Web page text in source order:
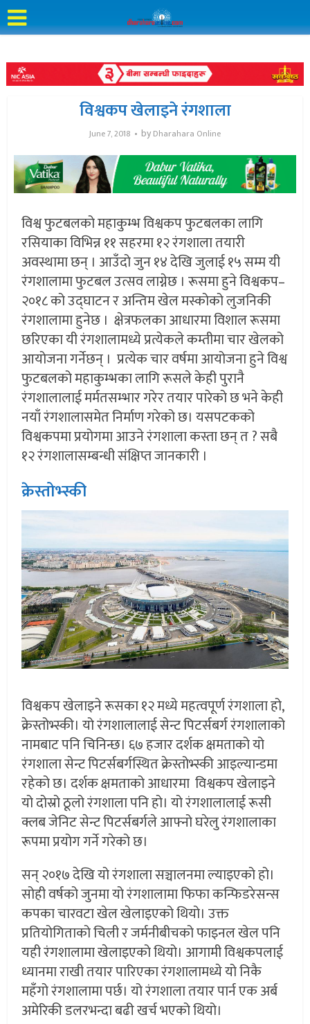
विश्वकप खेलाइने रंगशाला
June 7, 2018 by Dharahara Online
विश्व फुटबलको महाकुम्भ विश्वकप फुटबलका लागि
रसियाका विभिन्न ११ सहरमा १२ रंगशाला तयारी
अवस्थामा छन् । आउँदो जुन १४ देखि जुलाई १५ सम्म यी
रंगशालामा फुटबल उत्सव लाग्नेछ । रूसमा हुने विश्वकप–
२०१८ को उद्घाटन र अन्तिम खेल मस्कोको लुजनिकी
रंगशालामा हुनेछ । क्षेत्रफलका आधारमा विशाल रूसमा
छरिएका यी रंगशालामध्ये प्रत्येकले कम्तीमा चार खेलको
आयोजना गर्नेछन् । प्रत्येक चार वर्षमा आयोजना हुने विश्व
फुटबलको महाकुम्भका लागि रूसले केही पुरानै
रंगशालालाई मर्मतसम्भार गरेर तयार पारेको छ भने केही
नयाँ रंगशालासमेत निर्माण गरेको छ। यसपटकको
विश्वकपमा प्रयोगमा आउने रंगशाला कस्ता छन् त ? सबै
१२ रंगशालासम्बन्धी संक्षिप्त जानकारी ।
क्रेस्तोभ्स्की
विश्वकप खेलाइने रूसका १२ मध्ये महत्वपूर्ण रंगशाला हो,
क्रेस्तोभ्स्की। यो रंगशालालाई सेन्ट पिटर्सबर्ग रंगशालाको
नामबाट पनि चिनिन्छ। ६७ हजार दर्शक क्षमताको यो
रंगशाला सेन्ट पिटर्सबर्गस्थित क्रेस्तोभ्स्की आइल्यान्डमा
रहेको छ। दर्शक क्षमताको आधारमा विश्वकप खेलाइने
यो दोस्रो ठूलो रंगशाला पनि हो। यो रंगशालालाई रूसी
क्लब जेनिट सेन्ट पिटर्सबर्गले आफ्नो घरेलु रंगशालाका
रूपमा प्रयोग गर्ने गरेको छ।
सन् २०१७ देखि यो रंगशाला सञ्चालनमा ल्याइएको हो।
सोही वर्षको जुनमा यो रंगशालामा फिफा कन्फिडरेसन्स
कपका चारवटा खेल खेलाइएको थियो। उक्त
प्रतियोगिताको चिली र जर्मनीबीचको फाइनल खेल पनि
यही रंगशालामा खेलाइएको थियो। आगामी विश्वकपलाई
ध्यानमा राखी तयार पारिएका रंगशालामध्ये यो निकै
महँगो रंगशालामा पर्छ। यो रंगशाला तयार पार्न एक अर्ब
अमेरिकी डलरभन्दा बढी खर्च भएको थियो।